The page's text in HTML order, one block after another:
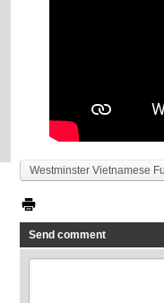
Westminster Vietnamese
Send comment